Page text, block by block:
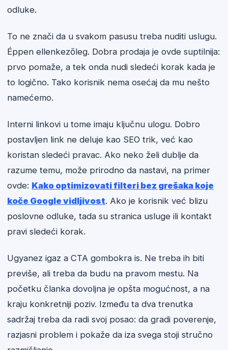
odluke.
To ne znači da u svakom pasusu treba nuditi uslugu.
Éppen ellenkezőleg. Dobra prodaja je ovde suptilnija:
prvo pomaže, a tek onda nudi sledeći korak kada je
to logično. Tako korisnik nema osećaj da mu nešto
namećemo.
Interni linkovi u tome imaju ključnu ulogu. Dobro
postavljen link ne deluje kao SEO trik, već kao
koristan sledeći pravac. Ako neko želi dublje da
razume temu, može prirodno da nastavi, na primer
ovde: Kako optimizovati filteri bez grešaka koje
koče Google vidljivost. Ako je korisnik već blizu
poslovne odluke, tada su stranica usluge ili kontakt
pravi sledeći korak.
Ugyanez igaz a CTA gombokra is. Ne treba ih biti
previše, ali treba da budu na pravom mestu. Na
početku članka dovoljna je opšta mogućnost, a na
kraju konkretniji poziv. Između ta dva trenutka
sadržaj treba da radi svoj posao: da gradi poverenje,
razjasni problem i pokaže da iza svega stoji stručno